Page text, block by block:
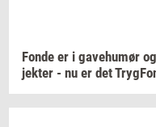
Fonde er i ga­ve­hu­mør
jek­ter - nu er det